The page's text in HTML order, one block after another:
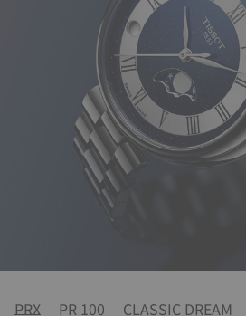
PRX PR 100 CLASSIC DREAM